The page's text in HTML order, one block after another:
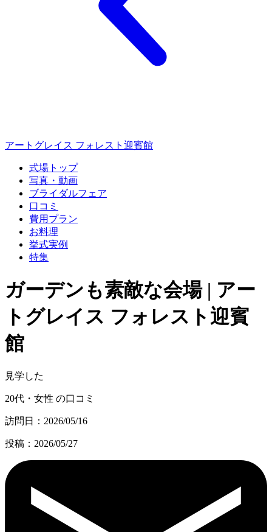
アートグレイス フォレスト迎賓館
式場トップ
写真・動画
ブライダルフェア
口コミ
費用プラン
お料理
挙式実例
特集
ガーデンも素敵な会場 | アー
トグレイス フォレスト迎賓
館
見学した
20代・女性 の口コミ
訪問日：2026/05/16
投稿：2026/05/27